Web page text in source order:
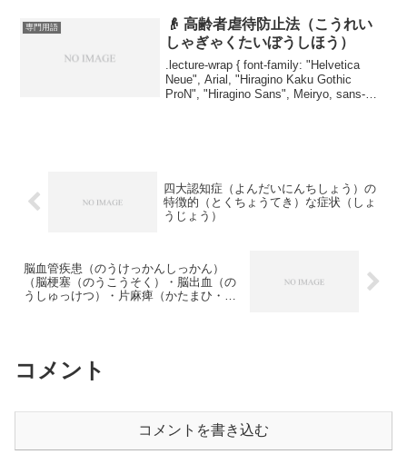
専門用語
👴 高齢者虐待防止法（こうれい
しゃぎゃくたいぼうしほう）
.lecture-wrap { font-family: "Helvetica
Neue", Arial, "Hiragino Kaku Gothic
ProN", "Hiragino Sans", Meiryo, sans-
四大認知症（よんだいにんちしょう）の
特徴的（とくちょうてき）な症状（しょ
うじょう）
脳血管疾患（のうけっかんしっかん）
（脳梗塞（のうこうそく）・脳出血（の
うしゅっけつ）・片麻痺（かたまひ・高
コメント
コメントを書き込む